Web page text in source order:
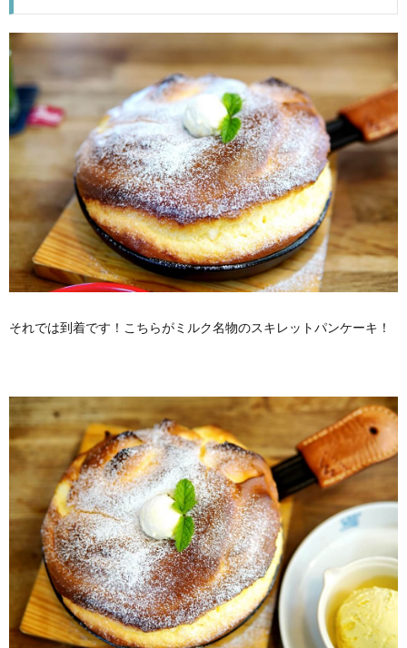
それでは到着です！こちらがミルク名物のスキレットパンケーキ！